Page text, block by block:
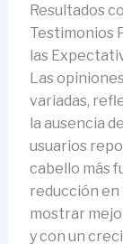
Resultados
Testimonios
las
Las
variadas,
la ausencia
usuarios
cabello más
reducción en
mostrar
y con un